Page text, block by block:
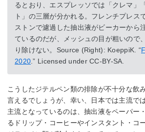
るとおり、エスプレッソでは「クレマ」
ト」の三層が分かれる。フレンチプレス
ストンで濾過した抽出液がビーカーから
ているのだが、メッシュの目が粗いので
り除けない。Source (Right): KoeppiK. “
2020 .” Licensed under CC-BY-SA.
こうしたジテルペン類の排除が不十分な飲
言えるでしょうが、幸い、日本では主流で
主流となっているのは、抽出液をペーパー
るドリップ・コーヒーやインスタント・コ